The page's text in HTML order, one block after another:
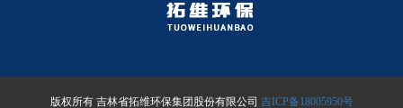
版权所有 吉林省拓维环保集团股份有限公司 吉ICP备18005950号